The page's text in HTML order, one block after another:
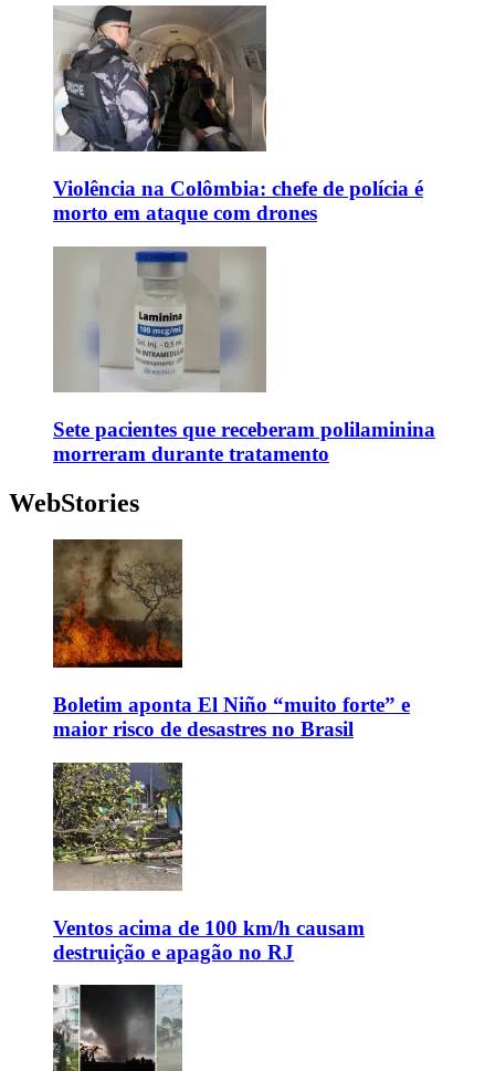
Violência na Colômbia: chefe de polícia é
morto em ataque com drones
Sete pacientes que receberam polilaminina
morreram durante tratamento
WebStories
Boletim aponta El Niño “muito forte” e
maior risco de desastres no Brasil
Ventos acima de 100 km/h causam
destruição e apagão no RJ